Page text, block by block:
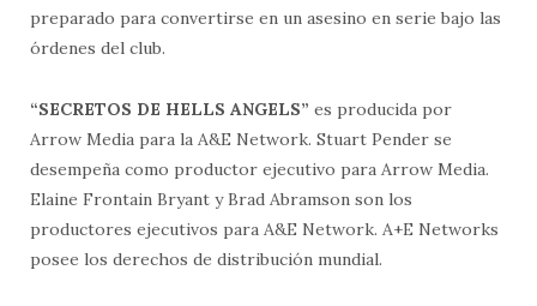
preparado para convertirse en un asesino en serie bajo las
órdenes del club.
“SECRETOS DE HELLS ANGELS” es producida por
Arrow Media para la A&E Network. Stuart Pender se
desempeña como productor ejecutivo para Arrow Media.
Elaine Frontain Bryant y Brad Abramson son los
productores ejecutivos para A&E Network. A+E Networks
posee los derechos de distribución mundial.